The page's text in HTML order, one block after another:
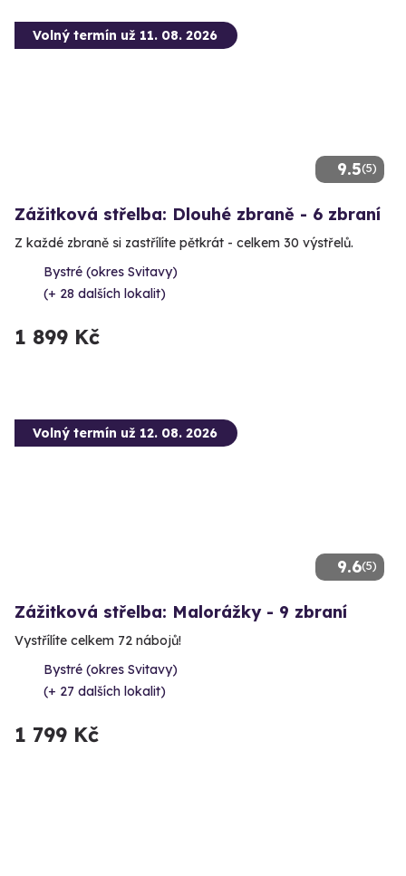
9.5(5)
Volný termín už 11. 08. 2026
Zážitková střelba: Dlouhé zbraně - 6 zbraní
Z každé zbraně si zastřílíte pětkrát - celkem 30 výstřelů.
Bystré (okres Svitavy)
(+ 28 dalších lokalit)
1 899 Kč
9.6(5)
Volný termín už 12. 08. 2026
Zážitková střelba: Malorážky - 9 zbraní
Vystřílíte celkem 72 nábojů!
Bystré (okres Svitavy)
(+ 27 dalších lokalit)
1 799 Kč